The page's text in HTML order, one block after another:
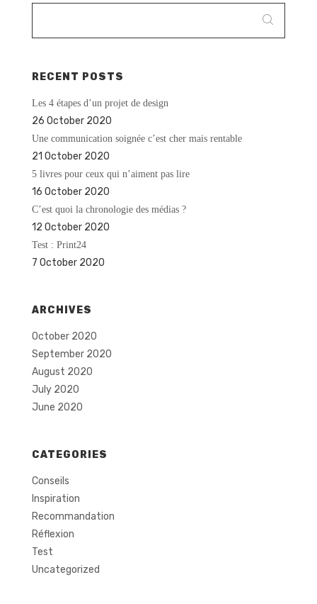
RECENT POSTS
Les 4 étapes d’un projet de design
26 October 2020
Une communication soignée c’est cher mais rentable
21 October 2020
5 livres pour ceux qui n’aiment pas lire
16 October 2020
C’est quoi la chronologie des médias ?
12 October 2020
Test : Print24
7 October 2020
ARCHIVES
October 2020
September 2020
August 2020
July 2020
June 2020
CATEGORIES
Conseils
Inspiration
Recommandation
Réflexion
Test
Uncategorized